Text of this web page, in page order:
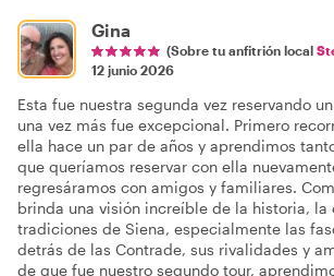
Gina
(Sobre tu anfitrión local
12 junio 2026
Esta fue nuestra segunda vez reservando
una vez más fue excepcional. Primero
ella hace un par de años y aprendimos
que queríamos reservar con ella
regresáramos con amigos y familiares.
brinda una visión increíble de la historia, la
tradiciones de Siena, especialmente las
detrás de las Contrade, sus rivalidades y
de que fue nuestro segundo tour,